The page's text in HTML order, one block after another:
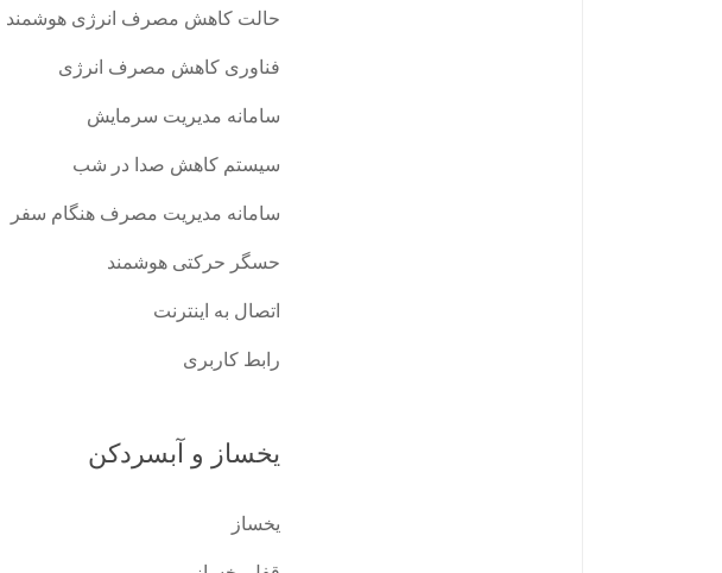
حالت کاهش مصرف انرژی هوشمند
فناوری کاهش مصرف انرژی
سامانه مدیریت سرمایش
سیستم کاهش صدا در شب
سامانه مدیریت مصرف هنگام سفر
حسگر حرکتی هوشمند
اتصال به اینترنت
رابط کاربری
یخساز و آبسردکن
یخساز